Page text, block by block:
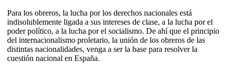
Para los obreros, la lucha por los derechos nacionales está
indisolublemente ligada a sus intereses de clase, a la lucha por el
poder político, a la lucha por el socialismo. De ahí que el principio
del internacionalismo proletario, la unión de los obreros de las
distintas nacionalidades, venga a ser la base para resolver la
cuestión nacional en España.